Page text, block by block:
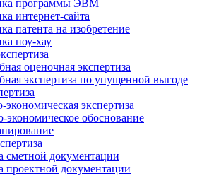
программы ЭВМ
интернет-сайта
патента на изобретение
ноу-хау
оценочная экспертиза
экспертиза по упущенной выгоде
экспертиза
экономическое обоснование
сметной документации
проектной документации